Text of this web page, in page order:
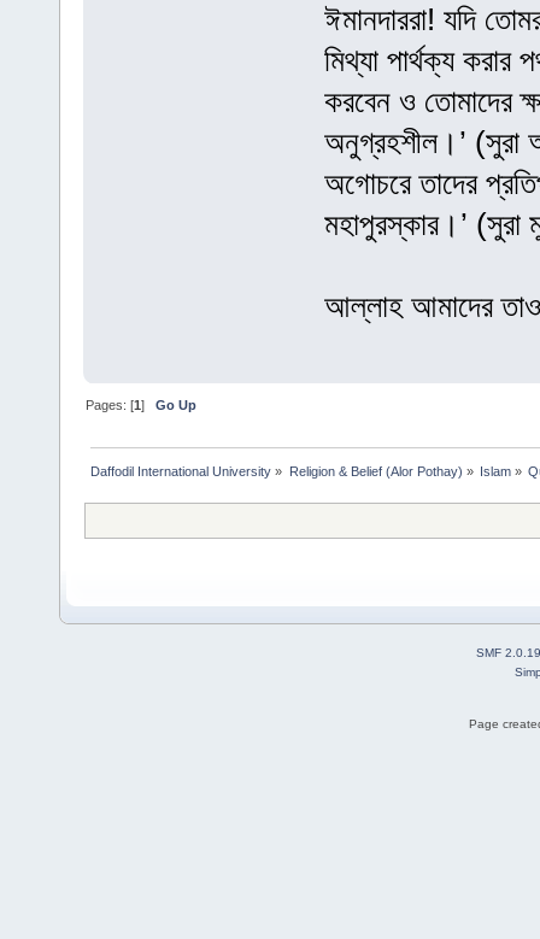
ঈমানদাররা! যদি
মিথ্যা পার্থক্য
করবেন ও তোমাদের
অনুগ্রহশীল।’ (সুরা
অগোচরে তাদের
মহাপুরস্কার।’
আল্লাহ আমাদের
Pages: [1]Go Up
Daffodil International University » Religion & Belief (Alor Pothay) » Islam»
SMF 2.0.19
Page